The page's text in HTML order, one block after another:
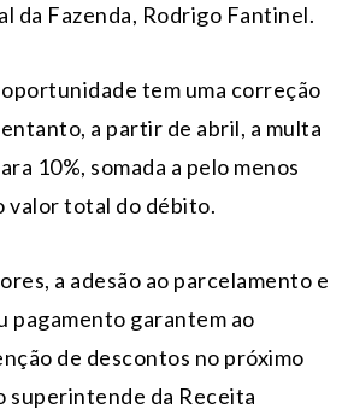
da Fazenda, Rodrigo Fantinel.
tem uma correção
a partir de abril, a multa
10%, somada a pelo menos
valor total do débito.
a adesão ao parcelamento e
pagamento garantem ao
de descontos no próximo
superintende da Receita